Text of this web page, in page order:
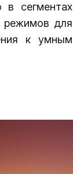
в сегментах
режимов для
к умным